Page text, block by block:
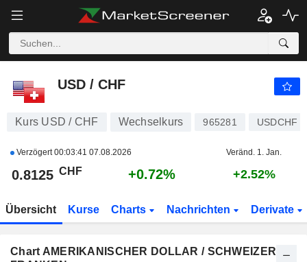
USD / CHF
USD / CHF
Kurs USD / CHF Wechselkurs 965281 USDCHF
Verzögert00:03:41 07.08.2026 Veränd. 1. Jan.
0.8125 CHF +0.72% +2.52%
Übersicht Kurse Charts Nachrichten Derivate
Chart AMERIKANISCHER DOLLAR / SCHWEIZER